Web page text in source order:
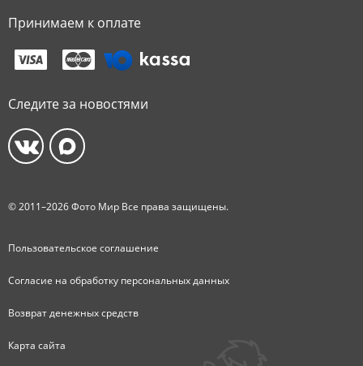
Принимаем к оплате
Следите за новостями
© 2011–2026 Фото Мир Все права защищены.
Пользовательское соглашение
Согласие на обработку персональных данных
Возврат денежных средств
Карта сайта